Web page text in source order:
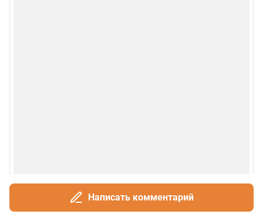
Написать комментарий